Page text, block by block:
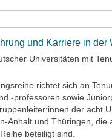
und Karriere in der
Universitäten mit
richtet sich an
-professoren sowie
der acht
Anhalt und Thüringen, die
beteiligt sind.